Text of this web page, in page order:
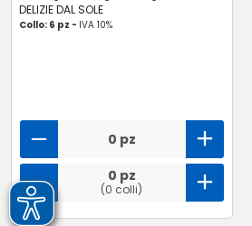
DELIZIE DAL SOLE
Collo: 6 pz - IVA 10%
0 pz
0 pz
(0 colli)